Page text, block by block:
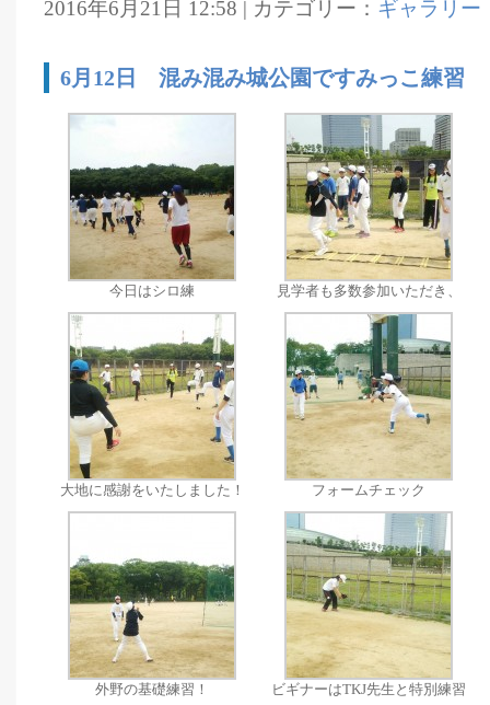
2016年6月21日 12:58 | カテゴリー： ギャラリー
6月12日 混み混み城公園ですみっこ練習
今日はシロ練 見学者も多数参加いただき、
大地に感謝をいたしました！ フォームチェック
外野の基礎練習！ ビギナーはTKJ先生と特別練習